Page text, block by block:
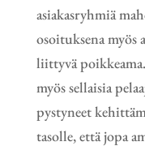
asiakasryhmiä
osoituksena myös
liittyvä
myös sellaisia
pystyneet
tasolle, että jopa